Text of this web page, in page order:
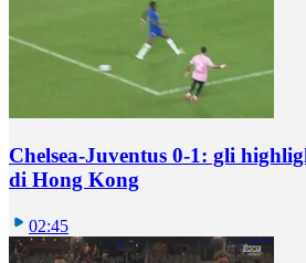
Chelsea-Juventus 0-1: gli
di Hong Kong
02:45